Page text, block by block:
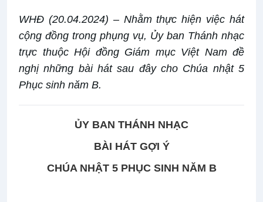
WHĐ (20.04.2024) – Nhằm thực hiện việc hát
cộng đồng trong phụng vụ, Ủy ban Thánh nhạc
trực thuộc Hội đồng Giám mục Việt Nam đề
nghị những bài hát sau đây cho Chúa nhật 5
Phục sinh năm B.
ỦY BAN THÁNH NHẠC
BÀI HÁT GỢI Ý
CHÚA NHẬT 5 PHỤC SINH NĂM B